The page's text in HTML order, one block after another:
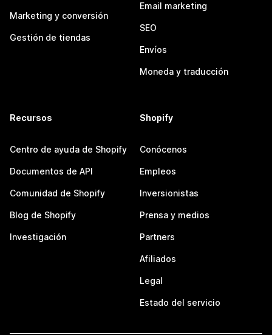
Marketing y conversión
Gestión de tiendas
Email marketing
SEO
Envíos
Moneda y traducción
Recursos
Centro de ayuda de Shopify
Documentos de API
Comunidad de Shopify
Blog de Shopify
Investigación
Shopify
Conócenos
Empleos
Inversionistas
Prensa y medios
Partners
Afiliados
Legal
Estado del servicio